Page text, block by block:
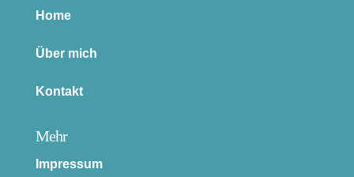
Home
Über mich
Kontakt
Mehr
Impressum